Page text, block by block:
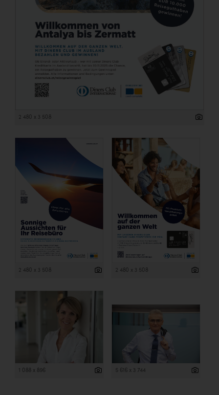
2 480 x 3 508
2 480 x 3 508 2 480 x 3 508
1 088 x 896 5 616 x 3 744